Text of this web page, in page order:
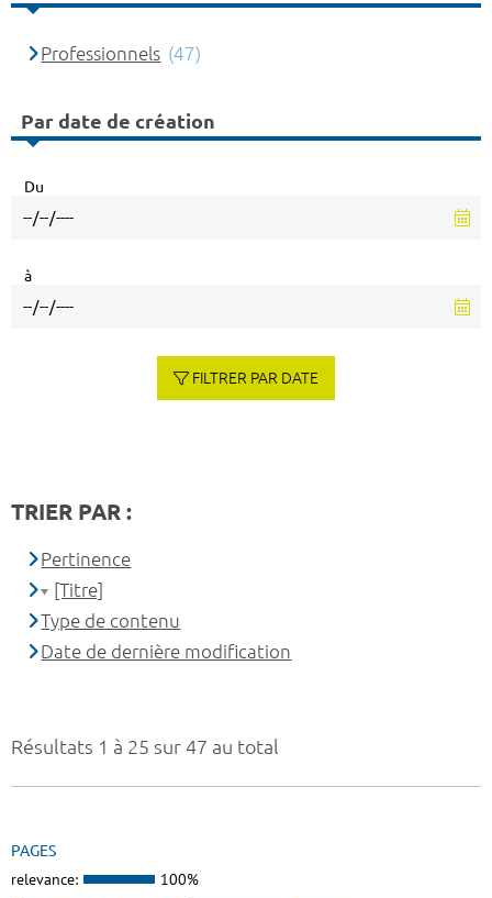
Résultats 1 à 25 sur 47 au total
PAGES
relevance: 100%
Professionnels (47)
Par date de création
Du
à
FILTRER PAR DATE
TRIER PAR :
Pertinence
[Titre]
Type de contenu
Date de dernière modification